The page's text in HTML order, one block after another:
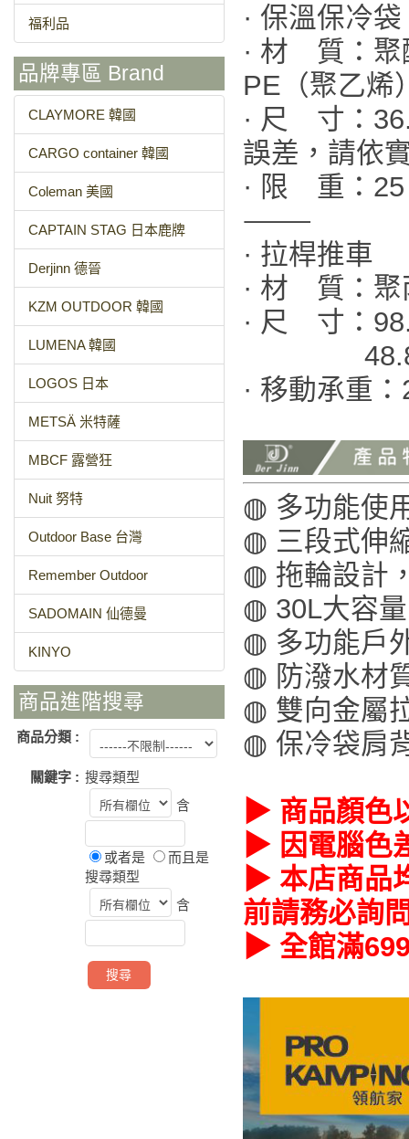
福利品
品牌專區 Brand
CLAYMORE 韓國
CARGO container 韓國
Coleman 美國
CAPTAIN STAG 日本鹿牌
Derjinn 德晉
KZM OUTDOOR 韓國
LUMENA 韓國
LOGOS 日本
METSÄ 米特薩
MBCF 露營狂
Nuit 努特
Outdoor Base 台灣
Remember Outdoor
SADOMAIN 仙德曼
KINYO
商品進階搜尋
商品分類 :
關鍵字 : 搜尋類型
含
或者是
而且是
搜尋類型
含
· 保溫保冷袋
· 材 質：聚
PE（聚乙烯
· 尺 寸：
誤差，請依
· 限 重：
⸻
· 拉桿推車
· 材 質：聚
· 尺 寸：
· 移動承重
◍ 多功能使
◍ 三段式伸
◍ 拖輪設計
◍ 30L大容
◍ 多功能戶
◍ 防潑水材
◍ 雙向金屬
◍ 保冷袋肩
▶ 商品顏色
▶ 因電腦色
▶ 本店商品
前請務必詢
▶ 全館滿